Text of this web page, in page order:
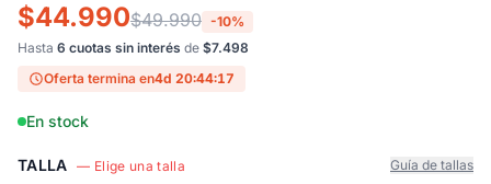
$44.990$49.990 -10%
Hasta 6 cuotas sin interés de $7.498
Oferta termina en4d 20:44:16
En stock
TALLA — Elige una talla Guía de tallas